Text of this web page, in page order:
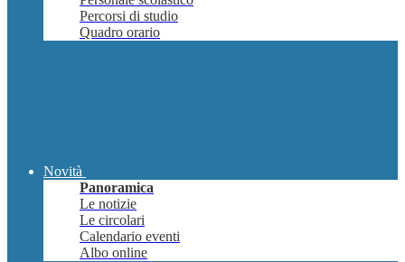
Percorsi di studio
Quadro orario
Novità
Panoramica
Le notizie
Le circolari
Calendario eventi
Albo online